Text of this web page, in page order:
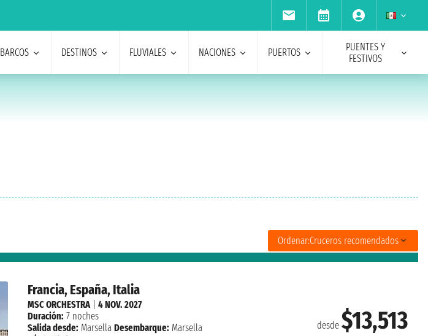
BARCOS DESTINOS FLUVIALES NACIONES PUERTOS
PUENTES Y
FESTIVOS
Ordenar:Cruceros recomendados
Francia, España, Italia
desde $13,513
MSC ORCHESTRA| 4 NOV. 2027
Duración: 7 noches
Salida desde: Marsella Desembarque: Marsella